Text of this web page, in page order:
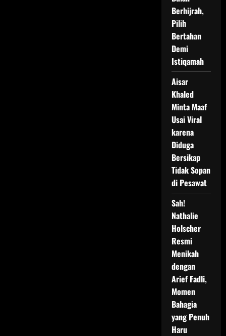
Berhijrah,
Pilih
Bertahan
Demi
Istiqamah
Aisar
Khaled
Minta Maaf
Usai Viral
karena
Diduga
Bersikap
Tidak Sopan
di Pesawat
Sah!
Nathalie
Holscher
Resmi
Menikah
dengan
Arief Fadli,
Momen
Bahagia
yang Penuh
Haru